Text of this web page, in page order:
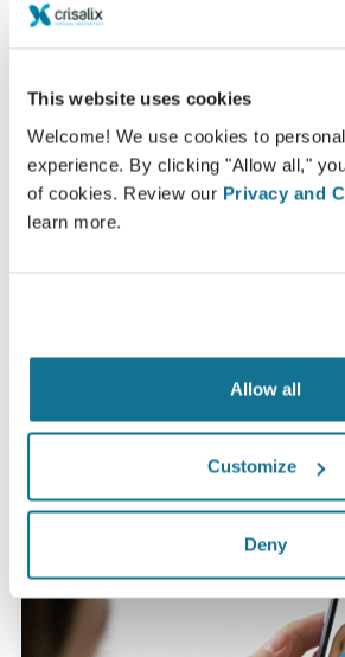
This website uses cookies
Welcome! We use cookies to
experience. By clicking "Allow all,"
of cookies. Review our Privacy and
learn more.
Allow all
Customize
Deny
ตัดสินใจได้อย่างถูกต้องม
ได้ดูแบบจำลอง Crisalix 3D
*Online survey จากคนไข้ที่ได้ทำการเสริมห
พฤษภาคม 2010 ถึง กันยายน 2011 ในประเท